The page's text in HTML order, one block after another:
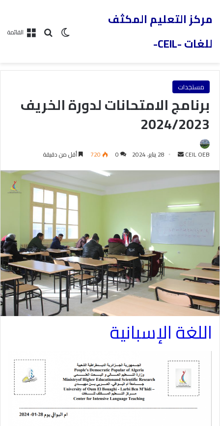
القائمة
مركز التعليم المكثف
للغات -CEIL-
مستجدات
برنامج الامتحانات لدورة الخريف
2024/2023
CEIL OEB 28 يناير، 2024 0
720 أقل من دقيقة
اللغة الإسبانية